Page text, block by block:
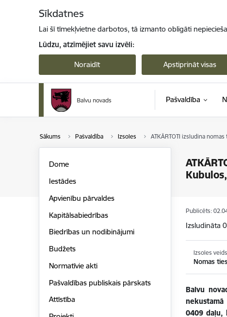
Sīkdatnes
Lai šī tīmekļvietne darbotos, tā izmanto obligāti
Lūdzu, atzīmējiet savu izvēli:
Noraidīt Apstiprināt visas
Pašvaldība
Sākums Pašvaldība Izsoles ATKĀRTOTI izsludina
Dome
Iestādes
Apvienību pārvaldes
Kapitālsabiedrības
Biedrības un nodibinājumi
Budžets
Normatīvie akti
Pašvaldības publiskais pārskats
Attīstība
Publicēts:
Izsludināta
Izsoles veids
Nomas
Balvu
0409 daļu,